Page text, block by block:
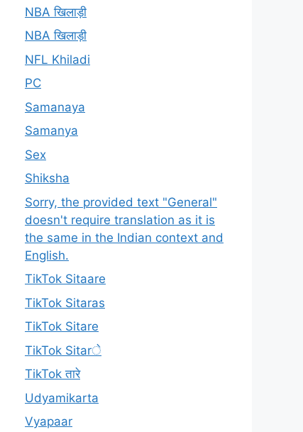
NBA खिलाड़ी
NBA खिलाड़ी
NFL Khiladi
PC
Samanaya
Samanya
Sex
Shiksha
Sorry, the provided text "General"
doesn't require translation as it is
the same in the Indian context and
English.
TikTok Sitaare
TikTok Sitaras
TikTok Sitare
TikTok Sitarे
TikTok तारे
Udyamikarta
Vyapaar